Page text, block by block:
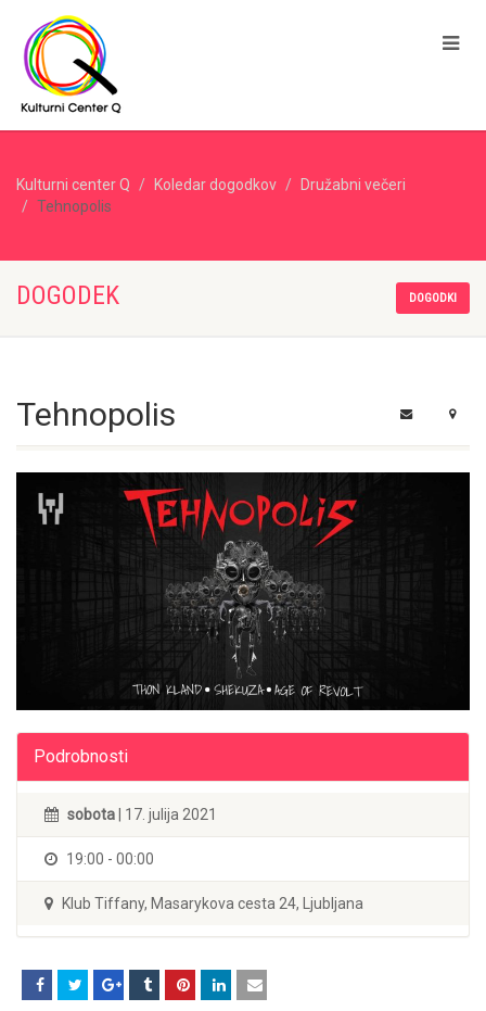
Kulturni center Q Koledar dogodkov
Družabni večeri
Tehnopolis
DOGODEK DOGODKI
Tehnopolis
Podrobnosti
sobota | 17. julija 2021
19:00 - 00:00
Klub Tiffany, Masarykova cesta 24, Ljubljana